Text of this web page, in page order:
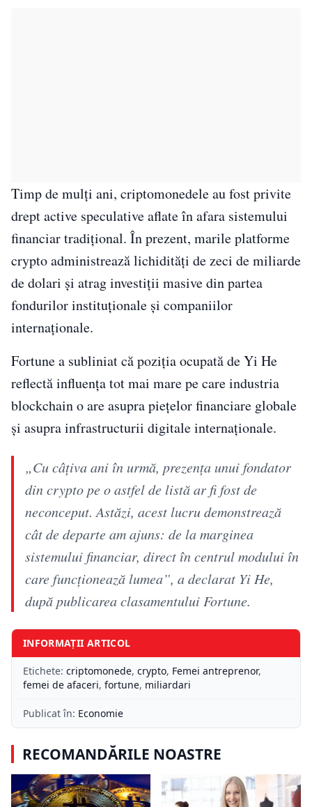
Timp de mulți ani, criptomonedele au fost privite
drept active speculative aflate în afara sistemului
financiar tradițional. În prezent, marile platforme
crypto administrează lichidități de zeci de miliarde
de dolari și atrag investiții masive din partea
fondurilor instituționale și companiilor
internaționale.
Fortune a subliniat că poziția ocupată de Yi He
reflectă influența tot mai mare pe care industria
blockchain o are asupra piețelor financiare globale
și asupra infrastructurii digitale internaționale.
„Cu câțiva ani în urmă, prezența unui fondator
din crypto pe o astfel de listă ar fi fost de
neconceput. Astăzi, acest lucru demonstrează
cât de departe am ajuns: de la marginea
sistemului financiar, direct în centrul modului în
care funcționează lumea”, a declarat Yi He,
după publicarea clasamentului Fortune.
INFORMAȚII ARTICOL
Etichete: criptomonede, crypto, Femei antreprenor,
femei de afaceri, fortune, miliardari
Publicat în: Economie
RECOMANDĂRILE NOASTRE